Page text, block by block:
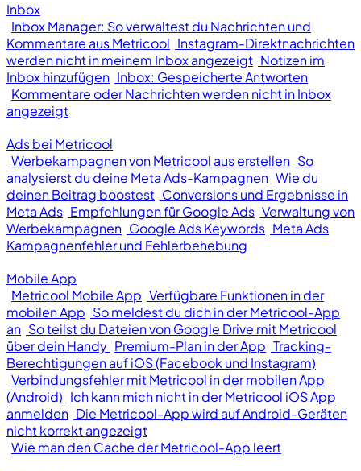
Inbox
Inbox Manager: So verwaltest du Nachrichten und
Kommentare aus Metricool Instagram-Direktnachrichten
werden nicht in meinem Inbox angezeigt Notizen im
Inbox hinzufügen Inbox: Gespeicherte Antworten
Kommentare oder Nachrichten werden nicht in Inbox
angezeigt
Ads bei Metricool
Werbekampagnen von Metricool aus erstellen So
analysierst du deine Meta Ads-Kampagnen Wie du
deinen Beitrag boostest Conversions und Ergebnisse in
Meta Ads Empfehlungen für Google Ads Verwaltung von
Werbekampagnen Google Ads Keywords Meta Ads
Kampagnenfehler und Fehlerbehebung
Mobile App
Metricool Mobile App Verfügbare Funktionen in der
mobilen App So meldest du dich in der Metricool-App
an So teilst du Dateien von Google Drive mit Metricool
über dein Handy Premium-Plan in der App Tracking-
Berechtigungen auf iOS (Facebook und Instagram)
Verbindungsfehler mit Metricool in der mobilen App
(Android) Ich kann mich nicht in der Metricool iOS App
anmelden Die Metricool-App wird auf Android-Geräten
nicht korrekt angezeigt
Wie man den Cache der Metricool-App leert